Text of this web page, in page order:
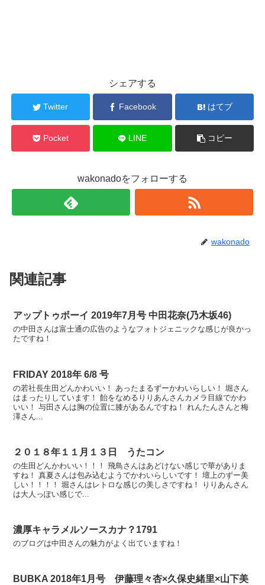
シェアする
Twitter Facebook はてブ
Pocket LINE コピー
wakonadoをフォローする
wakonado
関連記事
アップトゥボーイ 2019年7月号 中田花奈(乃木坂46)
の中田さんは富士通の広告のようなフォトジェニックな感じが良かっ
たですね！
FRIDAY 2018年 6/8 号
の若社長生田どんかわいい！ あったまるずーかわいらしい！ 堀さん
はまったりしています！ 飴をなめるりりあんさんカメラ目線でかわ
いい！ 与田さんは胸の位置に膝があるんですね！ れんたんさんと梅
澤さん...
２０１８年１１月１３日 うたコン
の生田どんかわいい！！！ 飛鳥さんはあどけない感じで華がありま
すね！ 真夏さんは包み込むようでかわいらしいです！ 壇上のずー美
しい！！！！ 堀さんはレトロな感じの美しさですね！ りりあんさん
は大人っぽい感じで...
濃厚キャラメルソースカナ？1791
のブログは中田さんの魅力がよく出ていますね！
BUBKA 2018年1月号 伊藤理々杏×久保史緒里×山下美